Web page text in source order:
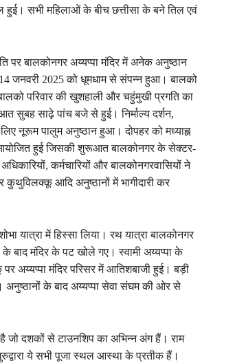
हुई। सभी महिलाओं के बीच छत्तीसा के बने तिल एवं
पर बालकोनगर अय्यप्पा मंदिर में अनेक अनुष्ठान
जनवरी 2025 को धूमधाम से संपन्न हुआ। बालको
परिवार की खुशहाली और चहुंमुखी प्रगति का
सुबह साढ़े पांच बजे से हुई। निर्माल्य दर्शन,
नूरूम पालुम अनुष्ठान हुआ। दोपहर को मध्याह्न
आयोजित हुई जिसकी शुरूआत बालकोनगर के सेक्टर-
कर्मचारियों और बालकोनगरवासियों ने
कुथुविलक्कू आदि अनुष्ठानों में भागीदारी कर
यात्रा में हिस्सा लिया। रथ यात्रा बालकोनगर
के बाद मंदिर के पट खोले गए। स्वामी अय्यप्पा के
अय्यप्पा मंदिर परिसर में आतिशबाजी हुई। बड़ी
के बाद अय्यप्पा सेवा संघम की ओर से
है जो दशकों से टाउनशिप का अभिन्न अंग हैं। राम
ये सभी पूजा स्थल आस्था के प्रतीक हैं।